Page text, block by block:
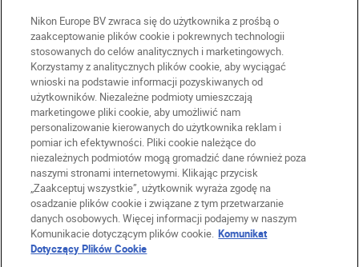
PL Nikon Sites
Skontaktuj się z nami
Oświadczenie dotyczące prywatności
Warunki użytkowania
Warunki korzystania z Nikon Store
Nikon Europe BV zwraca się do użytkownika z prośbą o
zaakceptowanie plików cookie i pokrewnych technologii
stosowanych do celów analitycznych i marketingowych.
Korzystamy z analitycznych plików cookie, aby wyciągać
wnioski na podstawie informacji pozyskiwanych od
użytkowników. Niezależne podmioty umieszczają
marketingowe pliki cookie, aby umożliwić nam
personalizowanie kierowanych do użytkownika reklam i
pomiar ich efektywności. Pliki cookie należące do
niezależnych podmiotów mogą gromadzić dane również poza
naszymi stronami internetowymi. Klikając przycisk
„Zaakceptuj wszystkie”, użytkownik wyraża zgodę na
osadzanie plików cookie i związane z tym przetwarzanie
danych osobowych. Więcej informacji podajemy w naszym
Komunikacie dotyczącym plików cookie. Komunikat
Dotyczący Plików Cookie